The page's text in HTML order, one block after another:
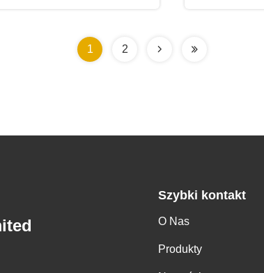
1 2
Szybki kontakt
O Nas
Produkty